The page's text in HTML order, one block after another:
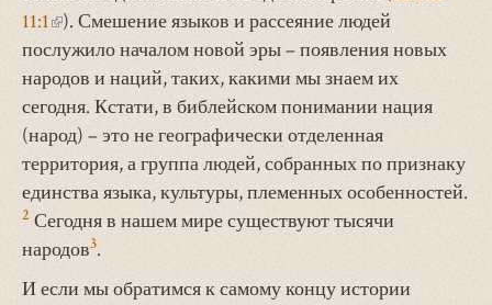
11:1(внешняя
ссылка)
). Смешение языков и рассеяние людей
послужило началом новой эры – появления новых
народов и наций, таких, какими мы знаем их
сегодня. Кстати, в библейском понимании нация
(народ) – это не географически отделенная
территория, а группа людей, собранных по признаку
единства языка, культуры, племенных особенностей.
2 Сегодня в нашем мире существуют тысячи
народов3.
И если мы обратимся к самому концу истории